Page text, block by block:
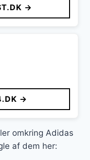
→
→
omkring Adidas
af dem her: